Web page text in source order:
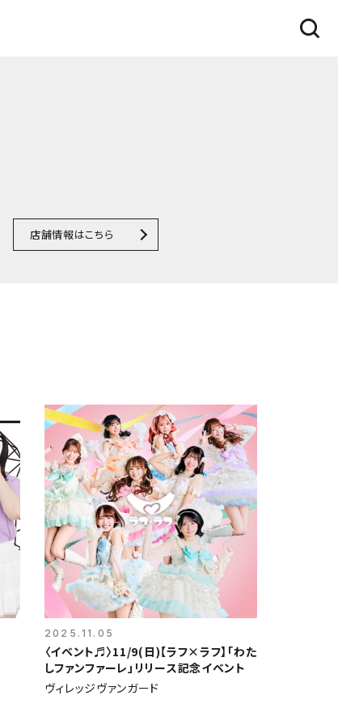
店舗情報はこちら
2025.11.05
〈イベント♬〉11/9(日)【ラフ×ラフ】「わた
しファンファーレ」リリース記念イベント
ヴィレッジヴァンガード